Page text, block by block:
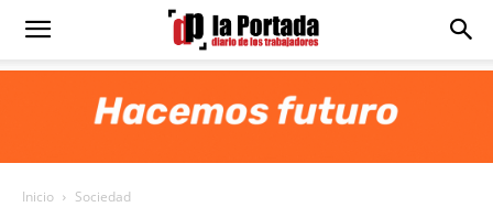
Diario
Inicio Sociedad